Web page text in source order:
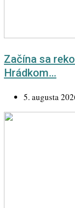
Začína sa
Hrádkom…
5. augusta